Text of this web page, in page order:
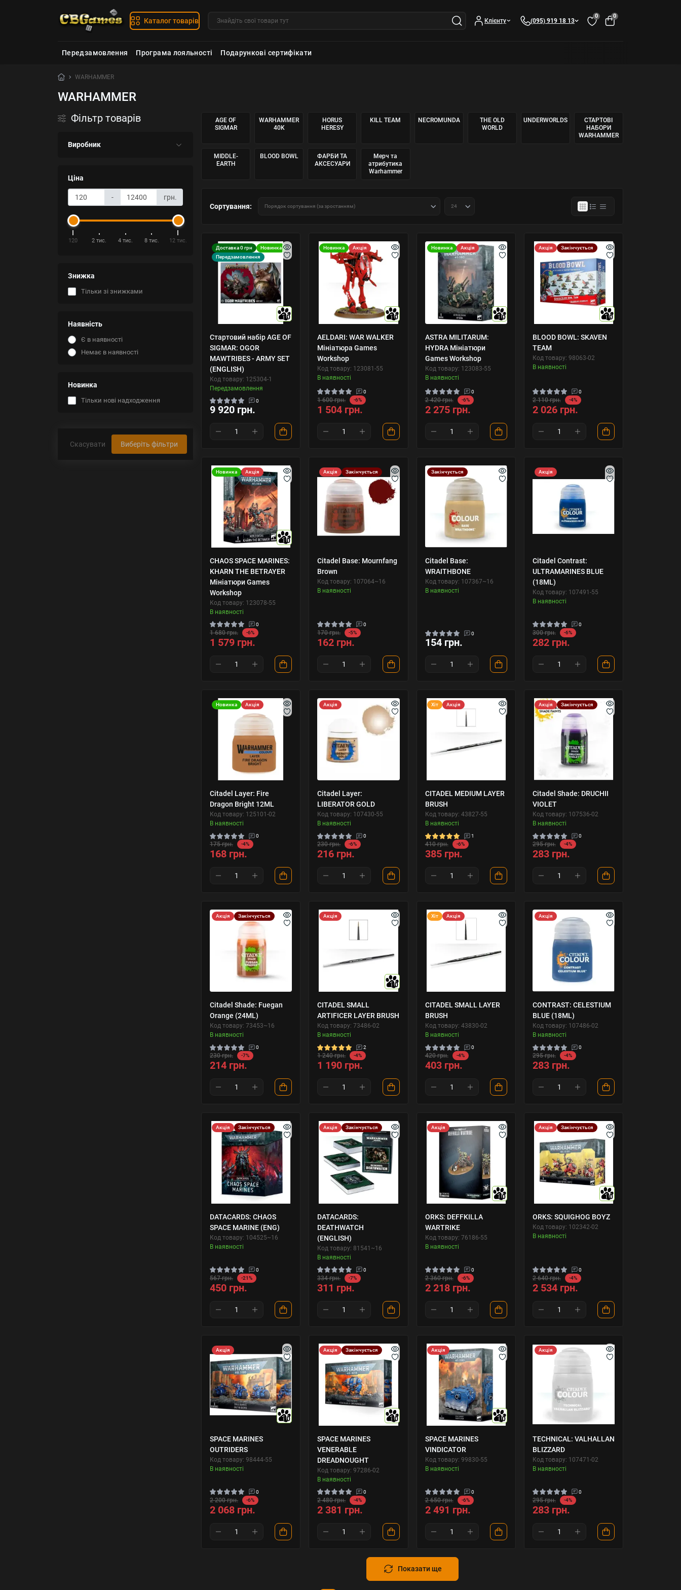
Каталог товарів Клієнту (095) 919 18 13
0 0
Передзамовлення Програма лояльності Подарункові сертифікати
WARHAMMER
WARHAMMER
Фільтр товарів
Виробник
Ціна
- грн.
120 2 тис. 4 тис. 8 тис. 12 тис.
Знижка
Тільки зі знижками
Наявність
Є в наявності
Немає в наявності
Новинка
Тільки нові надходження
Скасувати Виберіть фільтри
AGE OF
SIGMAR
WARHAMMER
40K
HORUS
HERESY
KILL TEAM NECROMUNDA
THE OLD
WORLD
UNDERWORLDS
СТАРТОВІ
НАБОРИ
WARHAMMER
MIDDLE-
EARTH
BLOOD BOWL
ФАРБИ ТА
АКСЕСУАРИ
Мерч та
атрибутика
Warhammer
Сортування:
Доставка 0 грн
Новинка
Передзамовлення
10
Стартовий набір AGE OF
SIGMAR: OGOR
MAWTRIBES - ARMY SET
(ENGLISH)
Код товару: 125304-1
Передзамовлення
0
9 920 грн.
Новинка Акція
10
AELDARI: WAR WALKER
Мініатюра Games
Workshop
Код товару: 123081-55
В наявності
0
1 600 грн. -6%
1 504 грн.
Новинка Акція
10
ASTRA MILITARUM:
HYDRA Мініатюри
Games Workshop
Код товару: 123083-55
В наявності
0
2 420 грн. -6%
2 275 грн.
Акція Закінчується
10
BLOOD BOWL: SKAVEN
TEAM
Код товару: 98063-02
В наявності
0
2 110 грн. -4%
2 026 грн.
Новинка Акція
10
CHAOS SPACE MARINES:
KHARN THE BETRAYER
Мініатюри Games
Workshop
Код товару: 123078-55
В наявності
0
1 680 грн. -6%
1 579 грн.
Акція Закінчується
Citadel Base: Mournfang
Brown
Код товару: 107064~16
В наявності
0
170 грн. -5%
162 грн.
Закінчується
Citadel Base:
WRAITHBONE
Код товару: 107367~16
В наявності
0
154 грн.
Акція
Citadel Contrast:
ULTRAMARINES BLUE
(18ML)
Код товару: 107491-55
В наявності
0
300 грн. -6%
282 грн.
Новинка Акція
Citadel Layer: Fire
Dragon Bright 12ML
Код товару: 125101-02
В наявності
0
175 грн. -4%
168 грн.
Акція
Citadel Layer:
LIBERATOR GOLD
Код товару: 107430-55
В наявності
0
230 грн. -6%
216 грн.
Хіт Акція
CITADEL MEDIUM LAYER
BRUSH
Код товару: 43827-55
В наявності
1
410 грн. -6%
385 грн.
Акція Закінчується
Citadel Shade: DRUCHII
VIOLET
Код товару: 107536-02
В наявності
0
295 грн. -4%
283 грн.
Акція Закінчується
Citadel Shade: Fuegan
Orange (24ML)
Код товару: 73453~16
В наявності
0
230 грн. -7%
214 грн.
Акція
10
CITADEL SMALL
ARTIFICER LAYER BRUSH
Код товару: 73486-02
В наявності
2
1 240 грн. -4%
1 190 грн.
Хіт Акція
CITADEL SMALL LAYER
BRUSH
Код товару: 43830-02
В наявності
0
420 грн. -4%
403 грн.
Акція
CONTRAST: CELESTIUM
BLUE (18ML)
Код товару: 107486-02
В наявності
0
295 грн. -4%
283 грн.
Акція Закінчується
DATACARDS: CHAOS
SPACE MARINE (ENG)
Код товару: 104525~16
В наявності
0
567 грн. -21%
450 грн.
Акція Закінчується
DATACARDS:
DEATHWATCH
(ENGLISH)
Код товару: 81541~16
В наявності
0
334 грн. -7%
311 грн.
Акція
10
ORKS: DEFFKILLA
WARTRIKE
Код товару: 76186-55
В наявності
0
2 360 грн. -6%
2 218 грн.
Акція Закінчується
10
ORKS: SQUIGHOG BOYZ
Код товару: 102342-02
В наявності
0
2 640 грн. -4%
2 534 грн.
Акція
10
SPACE MARINES
OUTRIDERS
Код товару: 98444-55
В наявності
0
2 200 грн. -6%
2 068 грн.
Акція Закінчується
10
SPACE MARINES
VENERABLE
DREADNOUGHT
Код товару: 97286-02
В наявності
0
2 480 грн. -4%
2 381 грн.
Акція
10
SPACE MARINES
VINDICATOR
Код товару: 99830-55
В наявності
0
2 650 грн. -6%
2 491 грн.
Акція
TECHNICAL: VALHALLAN
BLIZZARD
Код товару: 107471-02
В наявності
0
295 грн. -4%
283 грн.
Показати ще